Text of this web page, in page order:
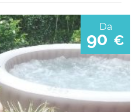
Da
90 €